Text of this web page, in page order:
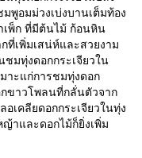
พูอมม่วงเบ่งบานเต็มท้อง
พ็ก ที่มีต้นไม้ ก้อนหิน
ที่เพิ่มเสน่ห์และสวยงาม
มทุ่งดอกกระเจียวใน
มาะแก่การชมทุ่งดอก
กขาวโพลนที่กลั่นตัวจาก
เคลียดอกกระเจียวในทุ่ง
าและดอกไม้ก็ยิ่งเพิ่ม